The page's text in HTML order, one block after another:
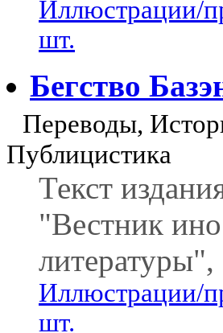
Иллюстрации/
шт.
Бегство
Переводы,
Публицистика
Текст
"Вестник
Иллюстрации/
шт.